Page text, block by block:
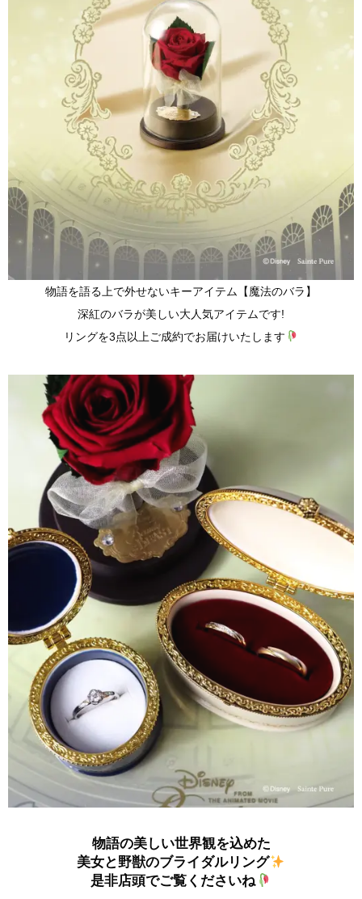
物語を語る上で外せないキーアイテム【魔法のバラ】
深紅のバラが美しい大人気アイテムです!
リングを3点以上ご成約でお届けいたします
物語の美しい世界観を込めた
美女と野獣のブライダルリング
是非店頭でご覧くださいね